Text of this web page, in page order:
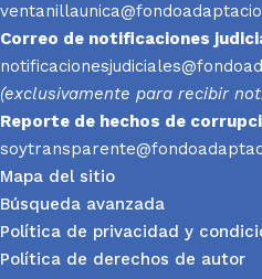
Correo de notificaciones
(exclusivamente para recibir
Reporte de hechos de
Mapa del sitio
Búsqueda avanzada
Política de privacidad y
Política de derechos de autor